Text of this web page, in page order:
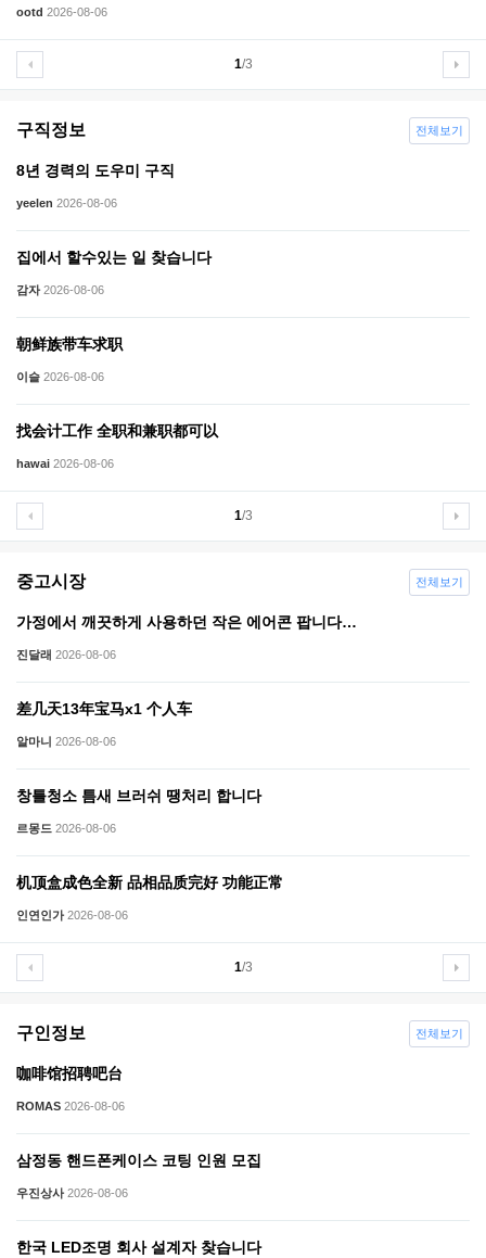
ootd 2026-08-06
1/3
구직정보
8년 경력의 도우미 구직
yeelen 2026-08-06
집에서 할수있는 일 찾습니다
감자 2026-08-06
朝鲜族带车求职
이슬 2026-08-06
找会计工作 全职和兼职都可以
hawai 2026-08-06
1/3
전체보기
중고시장
가정에서 깨끗하게 사용하던 작은 에어콘 팝니다…
진달래 2026-08-06
差几天13年宝马x1 个人车
알마니 2026-08-06
창틀청소 틈새 브러쉬 땡처리 합니다
르몽드 2026-08-06
机顶盒成色全新 品相品质完好 功能正常
인연인가 2026-08-06
1/3
전체보기
구인정보
咖啡馆招聘吧台
ROMAS 2026-08-06
삼정동 핸드폰케이스 코팅 인원 모집
우진상사 2026-08-06
한국 LED조명 회사 설계자 찾습니다
전체보기